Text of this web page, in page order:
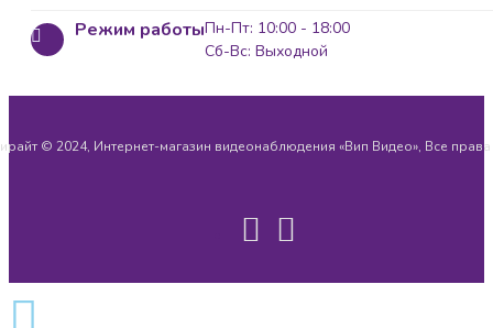
Режим работыПн-Пт: 10:00 - 18:00
Сб-Вс: Выходной
© 2024, Интернет-магазин видеонаблюдения «Вип Видео», Все